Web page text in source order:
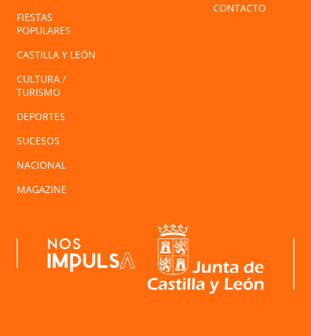
FIESTAS
POPULARES
CASTILLA Y LEÓN
CULTURA /
TURISMO
DEPORTES
SUCESOS
NACIONAL
MAGAZINE
CONTACTO